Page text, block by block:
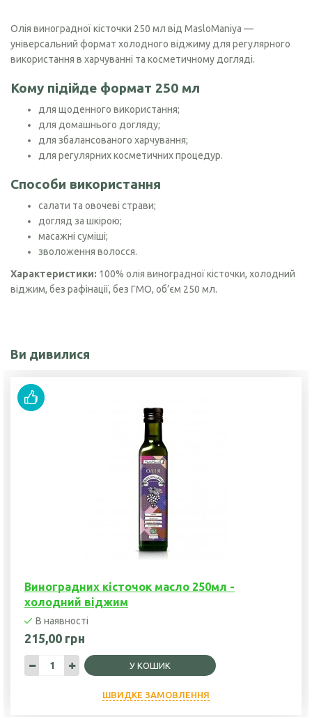
Олія виноградної кісточки 250 мл від MasloManiya —
універсальний формат холодного віджиму для регулярного
використання в харчуванні та косметичному догляді.
Кому підійде формат 250 мл
для щоденного використання;
для домашнього догляду;
для збалансованого харчування;
для регулярних косметичних процедур.
Способи використання
салати та овочеві страви;
догляд за шкірою;
масажні суміші;
зволоження волосся.
Характеристики: 100% олія виноградної кісточки, холодний
віджим, без рафінації, без ГМО, об’єм 250 мл.
Ви дивилися
Виноградних кісточок масло 250мл -
холодний віджим
В наявності
215,00 грн
У КОШИК
ШВИДКЕ ЗАМОВЛЕННЯ